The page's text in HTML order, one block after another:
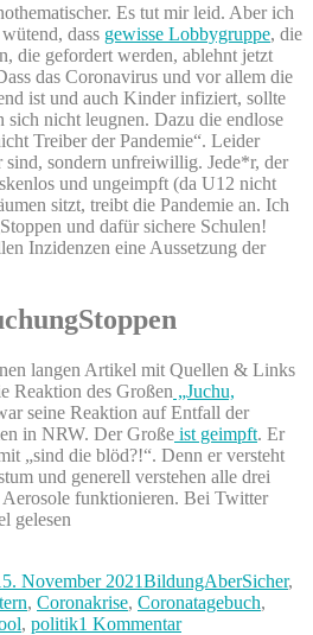
Es tut mir leid. Aber ich
dass gewisse Lobbygruppe, die
die gefordert werden, ablehnt jetzt
das Coronavirus und vor allem die
ist und auch Kinder infiziert, sollte
sich nicht leugnen. Dazu die endlose
Treiber der Pandemie“. Leider
sondern unfreiwillig. Jede*r, der
und ungeimpft (da U12 nicht
sitzt, treibt die Pandemie an. Ich
und dafür sichere Schulen!
Inzidenzen eine Aussetzung der
langen Artikel mit Quellen & Links
Reaktion des Großen „Juchu,
seine Reaktion auf Entfall der
in NRW. Der Große ist geimpft. Er
„sind die blöd?!“. Denn er versteht
und generell verstehen alle drei
funktionieren. Bei Twitter
gelesen
November 2021Kategorien
BildungAberSicher,
, Coronakrise, Coronatagebuch,
, politik1 Kommentarzu